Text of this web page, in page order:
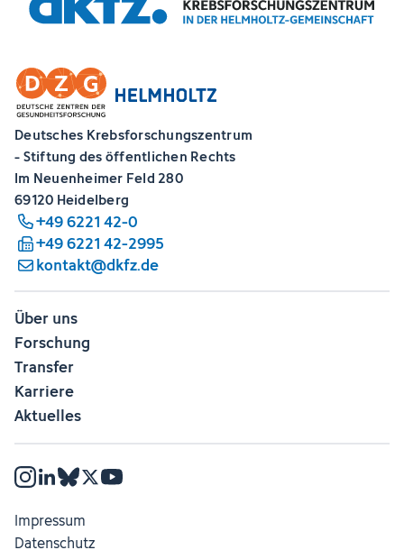
Deutsches Krebsforschungszentrum
- Stiftung des öffentlichen Rechts
Im Neuenheimer Feld 280
69120 Heidelberg
+49 6221 42-0
+49 6221 42-2995
kontakt@dkfz.de
Über uns
Forschung
Transfer
Karriere
Aktuelles
Impressum
Datenschutz